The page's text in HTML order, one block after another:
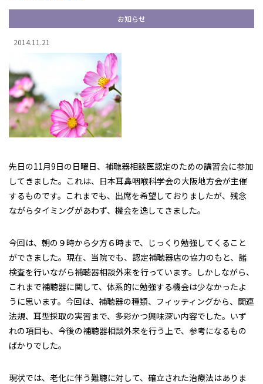
お知らせ
2014.11.21
先日の11月9日の日曜日、補聴器相談医認定のための講習会に参加
してきました。これは、日本耳鼻咽喉科学会の大阪地方会が主催
するものです。これまでも、出席を希望しておりましたが、残念
ながらタイミングがあわず、機会を逸してきました。
今回は、朝の９時から夕方６時まで、じっくり勉強してくること
ができました。現在、当院でも、認定補聴器店の協力のもと、諸
検査を行いながら補聴器相談外来を行っています。しかしながら、
これまで補聴器に関して、体系的に勉強する機会は少なかったよ
うに思います。今回は、補聴器の種類、フィッティングから、関連
法規、耳型採取の実習まで、多彩かつ興味深い内容でした。いず
れの項目も、今後の補聴器相談外来を行う上で、参考になるもの
ばかりでした。
現状では、老化に伴う難聴に対して、確立された治療法はありま